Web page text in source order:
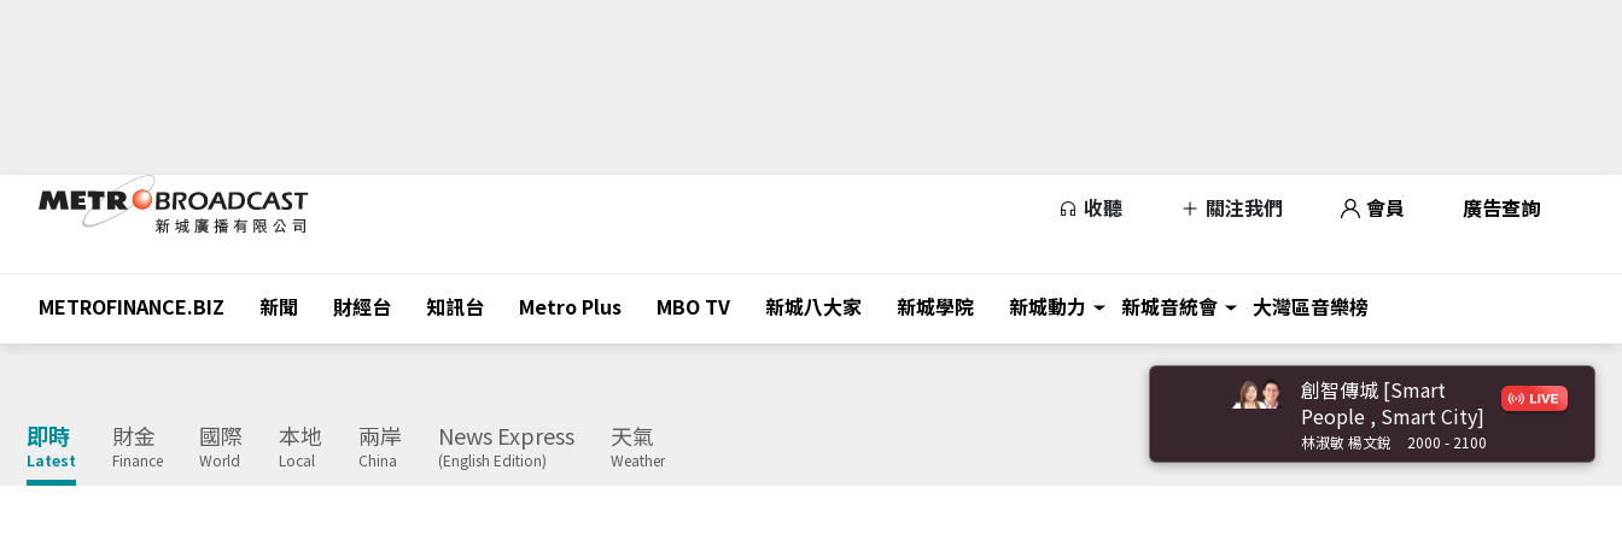
收聽 關注我們 會員 廣告查詢
METROFINANCE.BIZ 新聞 財經台 知訊台 Metro Plus MBO TV 新城八大家 新城學院 新城動力 新城音統會 大灣區音樂榜
即時
Latest
財金
Finance
國際
World
本地
Local
兩岸
China
News Express
(English Edition)
天氣
Weather
創智傳城 [Smart
People , Smart City]
林淑敏 楊文銳 2000 - 2100